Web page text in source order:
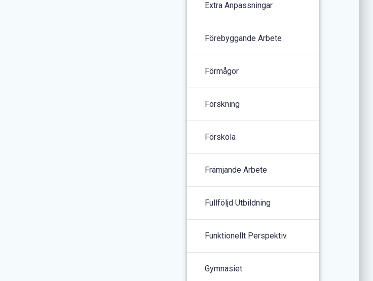
Extra Anpassningar
Förebyggande Arbete
Förmågor
Forskning
Förskola
Främjande Arbete
Fullföljd Utbildning
Funktionellt Perspektiv
Gymnasiet